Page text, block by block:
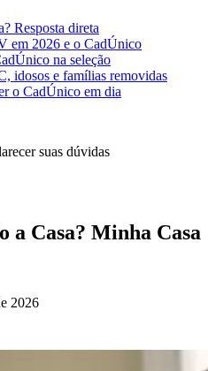
Resposta direta
em 2026 e o CadÚnico
na seleção
idosos e famílias removidas
o CadÚnico em dia
suas dúvidas
a Casa? Minha Casa
2026